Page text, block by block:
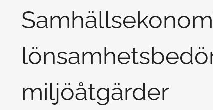
miljöåtgärder